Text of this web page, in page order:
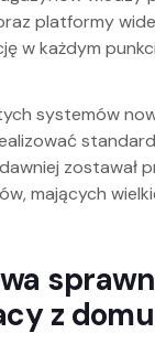
platformy
w każdym
systemów
standard
zostawał
mających
z domu